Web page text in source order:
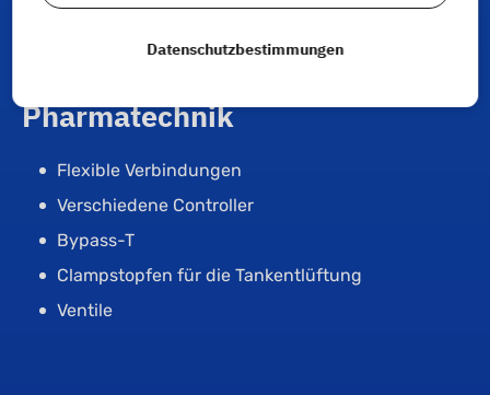
Pharmatechnik
Flexible Verbindungen
Verschiedene Controller
Bypass-T
Clampstopfen für die Tankentlüftung
Ventile
Datenschutzbestimmungen